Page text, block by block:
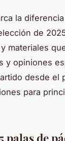
la
de
materiales
y opiniones
desde el
para
palas de